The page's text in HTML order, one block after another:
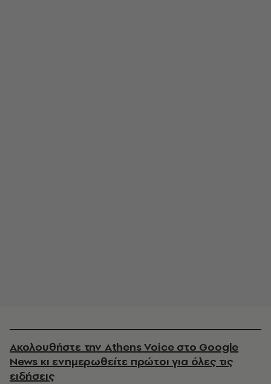
Ακολουθήστε την Athens Voice στο Google
News κι ενημερωθείτε πρώτοι για όλες τις
ειδήσεις